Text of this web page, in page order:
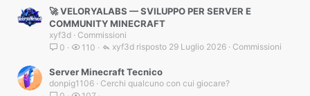
🚀 VELORYALABS — SVILUPPO PER SERVER E
COMMUNITY MINECRAFT
xyf3d
Commissioni
0
110 Commissioni
29 Luglio 2026
xyf3d
Server Minecraft Tecnico
donpig1106
Cerchi qualcuno con cui giocare?